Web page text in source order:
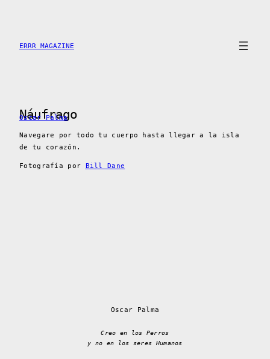
contenido
ERRR MAGAZINE
Náufrago
Oscar Palma
Navegare por todo tu cuerpo hasta llegar a la isla
de tu corazón.
Fotografía por Bill Dane
Oscar Palma
Creo en los Perros
y no en los seres Humanos